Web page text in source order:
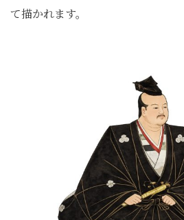
て描かれます。